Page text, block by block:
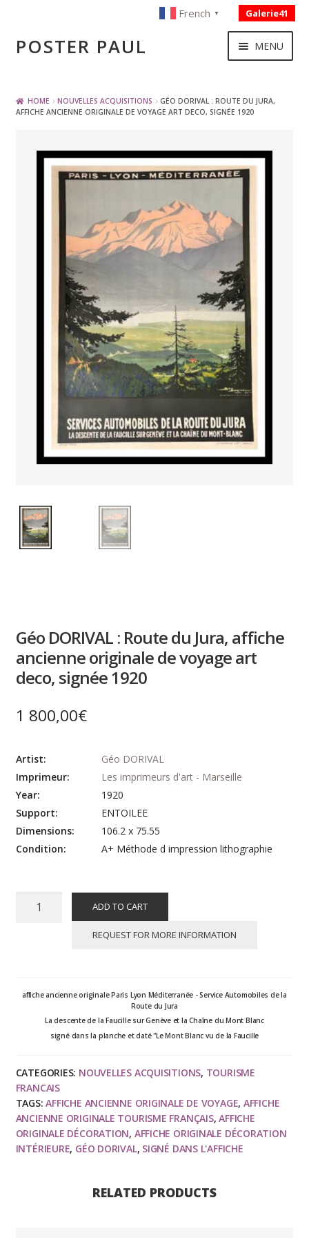
Skip
to
Skip
toPOSTER PAUL
French ▼ Galerie41
MENU
BOISSON – ALIMENTATION
VOYAGE – TRANSPORT
SPORT – COURSE AUTOMOBILE – CYCLES
TOURISME FRANCAIS
PAYS ETRANGER
THEATRE – EXPOSITION
GUERRE ORIENTALISME
HOME NOUVELLES ACQUISITIONS
GÉO DORIVAL : ROUTE DU JURA,
AFFICHE ANCIENNE ORIGINALE DE VOYAGE ART DECO, SIGNÉE 1920
Géo DORIVAL : Route du Jura, affiche
ancienne originale de voyage art
deco, signée 1920
1 800,00€
Artist:
Géo DORIVAL
Imprimeur:
Les imprimeurs d'art - Marseille
Year:
1920
Support:
ENTOILEE
Dimensions:
106.2 x 75.55
Condition:
A+ Méthode d impression lithographie
ancienne
originale
voyage
art
deco,
signée
1920
ADD TO CART
REQUEST FOR MORE INFORMATION
affiche ancienne originale Paris Lyon Méditerranée - Service Automobiles de la
Route du Jura
La descente de la Faucille sur Genève et la Chaîne du Mont Blanc
signé dans la planche et daté "Le Mont Blanc vu de la Faucille
CATEGORIES: NOUVELLES ACQUISITIONS, TOURISME
FRANCAIS
TAGS:AFFICHE ANCIENNE ORIGINALE DE VOYAGE, AFFICHE
ANCIENNE ORIGINALE TOURISME FRANÇAIS,AFFICHE
ORIGINALE DÉCORATION, AFFICHE ORIGINALE DÉCORATION
INTÉRIEURE, GÉO DORIVAL, SIGNÉ DANS L'AFFICHE
RELATED PRODUCTS